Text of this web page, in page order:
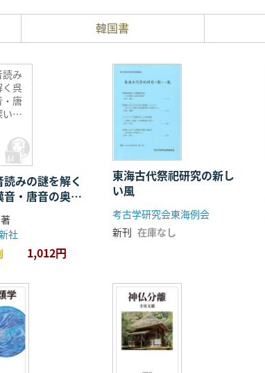
韓国書
み
く呉
・唐
世
みの謎を解く
音・唐音の奥深
社
1,012円
東海古代祭祀研究の新し
い風
考古学研究会東海例会
新刊 在庫なし